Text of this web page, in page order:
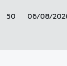
50 06/08/